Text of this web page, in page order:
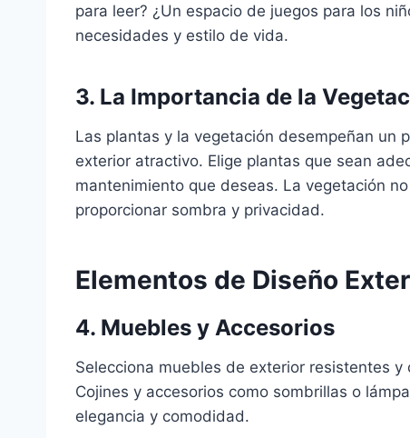
para leer? ¿Un espacio de juegos para los
necesidades y estilo de vida.
3. La Importancia de la
Las plantas y la vegetación desempeñan un
exterior atractivo. Elige plantas que sean
mantenimiento que deseas. La vegetación
proporcionar sombra y privacidad.
Elementos de Diseño
4. Muebles y Accesorios
Selecciona muebles de exterior resistentes
Cojines y accesorios como sombrillas o
elegancia y comodidad.